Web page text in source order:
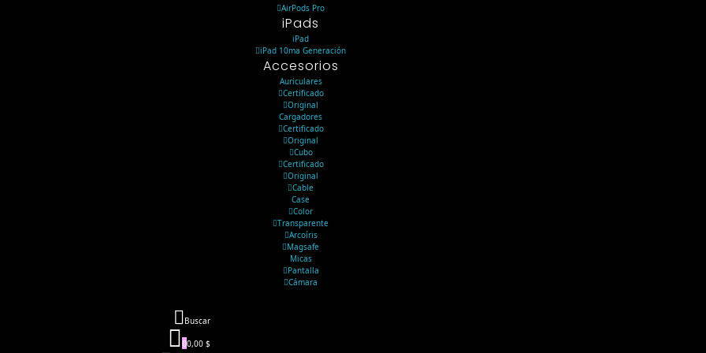
AirPods Pro
iPads
iPad
iPad 10ma Generación
Accesorios
Auriculares
Certificado
Original
Cargadores
Certificado
Original
Cubo
Certificado
Original
Cable
Case
Color
Transparente
Arcoíris
Magsafe
Micas
Pantalla
Cámara
Buscar
00,00 $